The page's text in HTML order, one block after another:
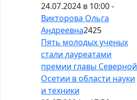
24.07.2024 в 10:00 -
Викторова Ольга
Андреевна2425
Пять молодых ученых
стали лауреатами
премии главы Северной
Осетии в области науки
и техники